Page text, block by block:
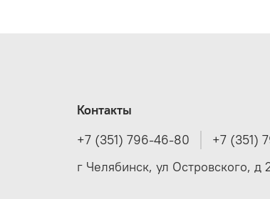
Контакты
+7 (351) 796-46-80
+7 (351)
г Челябинск, ул Островского, д